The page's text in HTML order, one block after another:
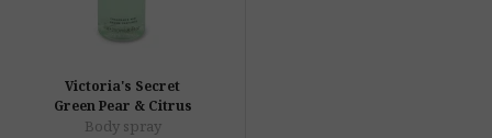
Victoria's Secret
Green Pear & Citrus
Body spray